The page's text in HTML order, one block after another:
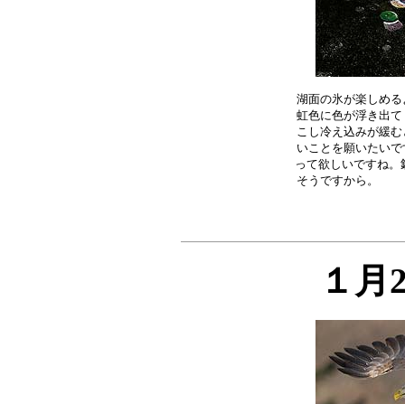
湖面の氷が楽しめ
虹色に色が浮き出
こし冷え込みが緩
いことを願いたい
って欲しいですね
１月